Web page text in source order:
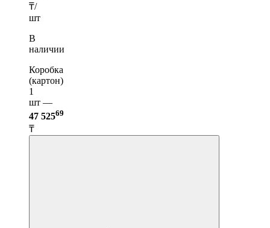
₸/
шт
В
наличии
Коробка
(картон)
1
шт —
47 52569
₸